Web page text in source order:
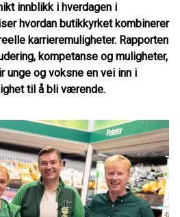
innblikk i hverdagen i
hvordan butikkyrket kombinerer
karrieremuligheter. Rapporten
kompetanse og muligheter,
unge og voksne en vei inn i
til å bli værende.